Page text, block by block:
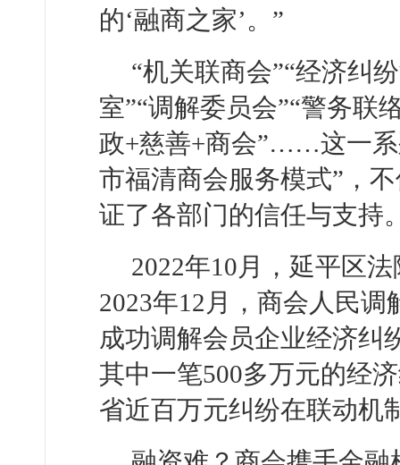
的‘融商之家’。”
“机关联商会”“经济纠
室”“调解委员会”“警务联
政+慈善+商会”……这一系
市福清商会服务模式”，
证了各部门的信任与支持
2022年10月，延平区
2023年12月，商会人民
成功调解会员企业经济纠
其中一笔500多万元的经
省近百万元纠纷在联动机